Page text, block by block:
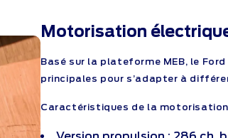
Motorisation
Basé sur la plateforme MEB, le
principales pour s’adapter à
Caractéristiques de la